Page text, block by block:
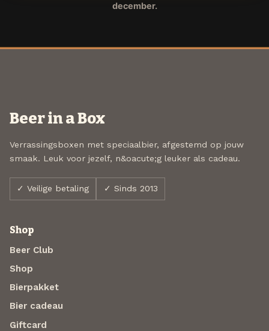
december.
Beer in a Box
Verrassingsboxen met speciaalbier, afgestemd op jouw
smaak. Leuk voor jezelf, n&oacute;g leuker als cadeau.
✓ Veilige betaling ✓ Sinds 2013
Shop
Beer Club
Shop
Bierpakket
Bier cadeau
Giftcard